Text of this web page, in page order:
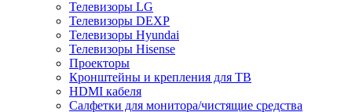
Телевизоры LG
Телевизоры DEXP
Телевизоры Hyundai
Телевизоры Hisense
Проекторы
Кронштейны и крепления для ТВ
HDMI кабеля
Салфетки для монитора/чистящие средства